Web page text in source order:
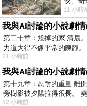
滸》系
11 小時
我與AI討論的小說劇情
第二十章：燒掉的家 清晨
力道大得不像平常的陳靜
11 小時前
我與AI討論的小說劇情
第十九章：忍耐的重量 離
旁樹影被夕陽拉得很長。
12 小時前